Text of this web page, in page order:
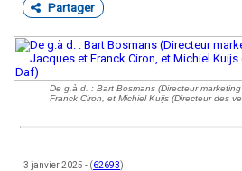
Partager
De g.à d. : Bart Bosmans (Directeur
Franck Ciron, et Michiel Kuijs (Directeur des
3 janvier 2025 - (62693)